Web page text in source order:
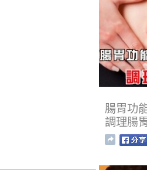
腸胃功
調理腸